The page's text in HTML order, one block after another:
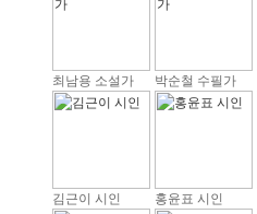
최남용 소설가 박순철 수필가
김근이 시인 홍윤표 시인